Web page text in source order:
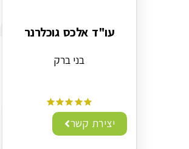
עו"ד אלכס גוכלרנר
בני ברק
יצירת קשר